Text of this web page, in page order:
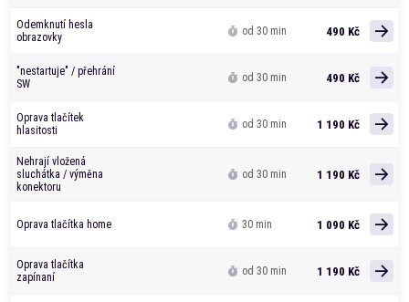
Odemknutí hesla
obrazovky
od 30 min 490 Kč
"nestartuje" / přehrání
SW
od 30 min 490 Kč
Oprava tlačítek
hlasitosti
od 30 min 1 190 Kč
Nehrají vložená
sluchátka / výměna
konektoru
od 30 min 1 190 Kč
Oprava tlačítka home 30 min 1 090 Kč
Oprava tlačítka
zapínaní
od 30 min 1 190 Kč